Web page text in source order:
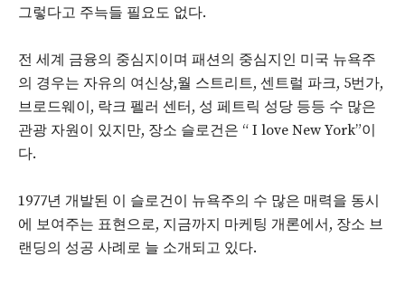
그렇다고 주늑들 필요도 없다.
전 세계 금융의 중심지이며 패션의 중심지인 미국 뉴욕주
의 경우는 자유의 여신상,월 스트리트, 센트럴 파크, 5번가,
브로드웨이, 락크 펠러 센터, 성 페트릭 성당 등등 수 많은
관광 자원이 있지만, 장소 슬로건은 “ I love New York”이
다.
1977년 개발된 이 슬로건이 뉴욕주의 수 많은 매력을 동시
에 보여주는 표현으로, 지금까지 마케팅 개론에서, 장소 브
랜딩의 성공 사례로 늘 소개되고 있다.